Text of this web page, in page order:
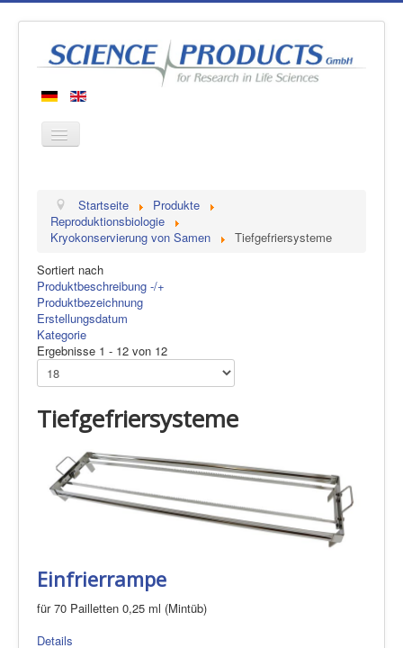
Produkte
Hersteller
Über uns
Kontakt
Startseite
Produkte
Reproduktionsbiologie
Kryokonservierung von Samen
Tiefgefriersysteme
Sortiert nach
Produktbeschreibung -/+
Produktbezeichnung
Erstellungsdatum
Kategorie
Ergebnisse 1 - 12 von 12
Tiefgefriersysteme
Einfrierrampe
für 70 Pailletten 0,25 ml (Mintüb)
Details